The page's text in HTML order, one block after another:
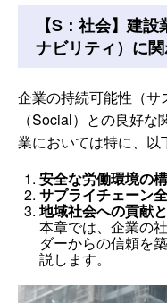
【S：社会】建
ナビリティ）に
企業の持続可能性（
（Social）との良好
業においては特に、以
安全な労働環境の
サプライチェーン
地域社会への貢献
本章では、企業の
ダーからの信頼を
説します。